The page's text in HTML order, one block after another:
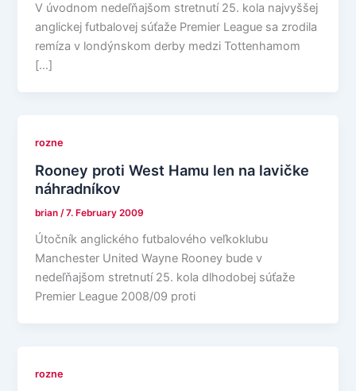
V úvodnom nedeľňajšom stretnutí 25. kola najvyššej
anglickej futbalovej súťaže Premier League sa zrodila
remíza v londýnskom derby medzi Tottenhamom
[…]
rozne
Rooney proti West Hamu len na lavičke
náhradníkov
brian/7. February 2009
Útočník anglického futbalového veľkoklubu
Manchester United Wayne Rooney bude v
nedeľňajšom stretnutí 25. kola dlhodobej súťaže
Premier League 2008/09 proti
rozne